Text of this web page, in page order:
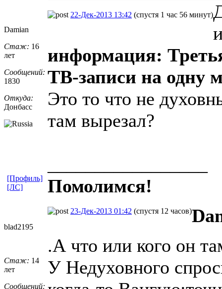
Damian
Стаж: 16
лет
Сообщений:
1830
Откуда:
Донбасс
22-Дек-2013 13:42 (спустя 1 час 56 минут)
информация:
ТВ-записи на одну
Это то что не
там вырезал?
Помолимся!
[Профиль]
[ЛС]
blad2195
Стаж: 14
лет
Сообщений:
23-Дек-2013 01:42 (спустя 12 часов)
.А что или кого он
У Недуховного